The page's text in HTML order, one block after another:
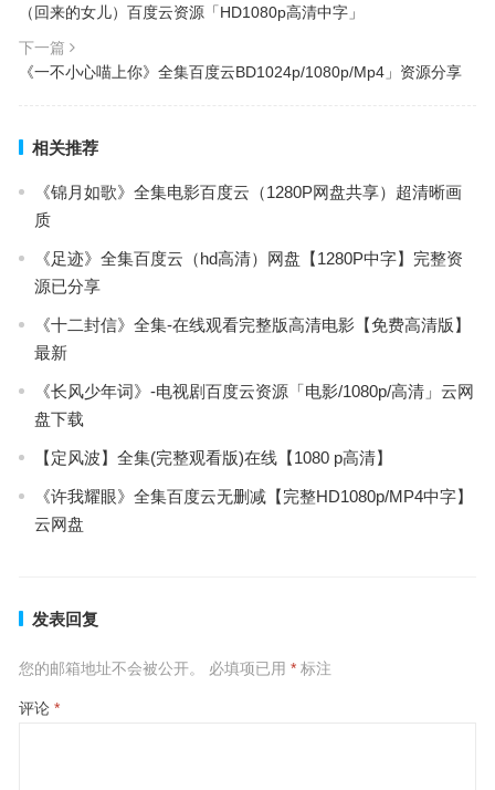
（回来的女儿）百度云资源「HD1080p高清中字」
下一篇
《一不小心喵上你》全集百度云BD1024p/1080p/Mp4」资源分享
相关推荐
《锦月如歌》全集电影百度云（1280P网盘共享）超清晰画
质
《足迹》全集百度云（hd高清）网盘【1280P中字】完整资
源已分享
《十二封信》全集-在线观看完整版高清电影【免费高清版】
最新
《长风少年词》-电视剧百度云资源「电影/1080p/高清」云网
盘下载
【定风波】全集(完整观看版)在线【1080 p高清】
《许我耀眼》全集百度云无删减【完整HD1080p/MP4中字】
云网盘
发表回复
您的邮箱地址不会被公开。 必填项已用 *标注
评论 *